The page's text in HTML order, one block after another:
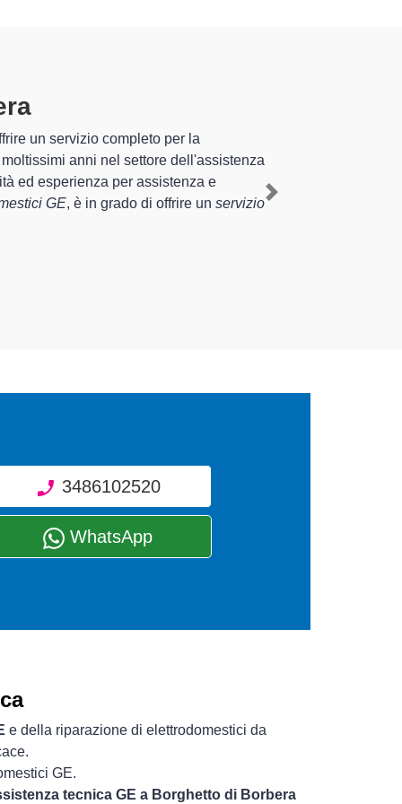
esperienza pluriennale nel territorio di Borghetto di
GE a Borghetto di Borbera
Next
3486102520
WhatsApp
e della riparazione di elettrodomestici da
GE.
tecnica GE a Borghetto di Borbera